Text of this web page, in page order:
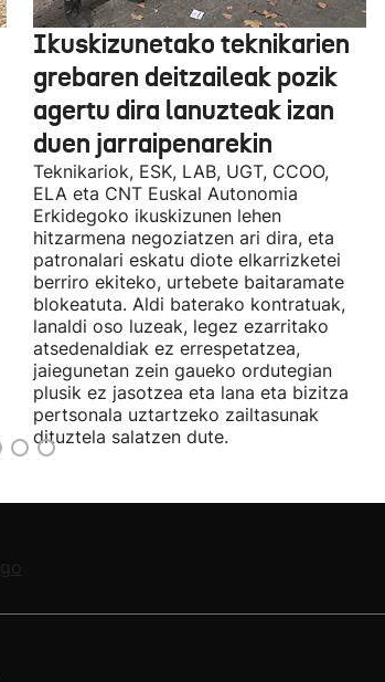
Ikuskizunetako teknikarien
grebaren deitzaileak pozik
agertu dira lanuzteak izan
duen jarraipenarekin
Teknikariok, ESK, LAB, UGT, CCOO,
ELA eta CNT Euskal Autonomia
Erkidegoko ikuskizunen lehen
hitzarmena negoziatzen ari dira, eta
patronalari eskatu diote elkarrizketei
berriro ekiteko, urtebete baitaramate
blokeatuta. Aldi baterako kontratuak,
lanaldi oso luzeak, legez ezarritako
atsedenaldiak ez errespetatzea,
jaiegunetan zein gaueko ordutegian
plusik ez jasotzea eta lana eta bizitza
pertsonala uztartzeko zailtasunak
dituztela salatzen dute.